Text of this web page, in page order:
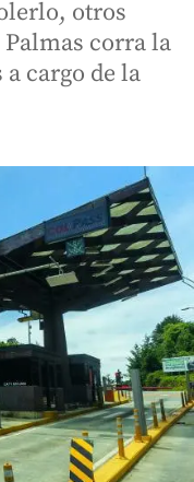
otros
corra la
cargo de la